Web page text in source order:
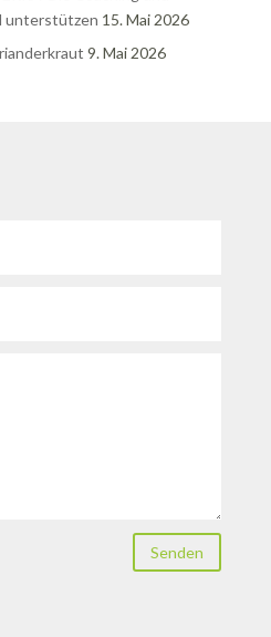
unterstützen 15. Mai 2026
9. Mai 2026
Senden